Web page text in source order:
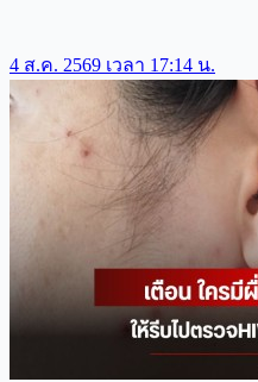
4 ส.ค. 2569 เวลา 17:14 น.